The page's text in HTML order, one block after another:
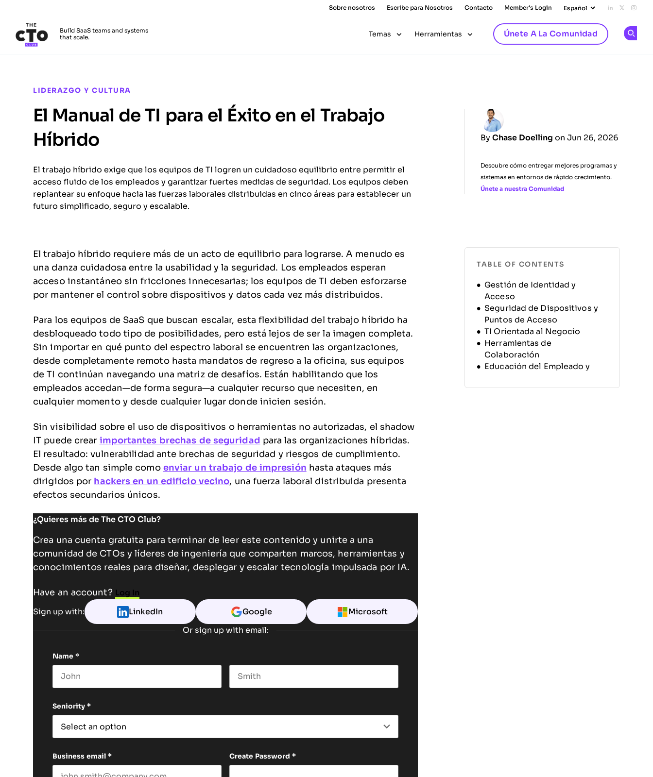
Sobre nosotros Escribe para Nosotros Contacto Member's Login Add us on
Follow
Build SaaS teams and systems
that scale.
Temas Herramientas Únete A La Comunidad
LIDERAZGO Y CULTURA
El Manual de TI para el Éxito en el Trabajo
Híbrido
By Chase Doelling on Jun 26, 2026
Descubre cómo entregar mejores programas y
sistemas en entornos de rápido crecimiento.
Únete a nuestra Comunidad
El trabajo híbrido exige que los equipos de TI logren un cuidadoso equilibrio entre permitir el
acceso fluido de los empleados y garantizar fuertes medidas de seguridad. Los equipos deben
replantear su enfoque hacia las fuerzas laborales distribuidas en cinco áreas para establecer un
futuro simplificado, seguro y escalable.
El trabajo híbrido requiere más de un acto de equilibrio para lograrse. A menudo es
una danza cuidadosa entre la usabilidad y la seguridad. Los empleados esperan
acceso instantáneo sin fricciones innecesarias; los equipos de TI deben esforzarse
por mantener el control sobre dispositivos y datos cada vez más distribuidos.
Para los equipos de SaaS que buscan escalar, esta flexibilidad del trabajo híbrido ha
desbloqueado todo tipo de posibilidades, pero está lejos de ser la imagen completa.
Sin importar en qué punto del espectro laboral se encuentren las organizaciones,
desde completamente remoto hasta mandatos de regreso a la oficina, sus equipos
de TI continúan navegando una matriz de desafíos. Están habilitando que los
empleados accedan—de forma segura—a cualquier recurso que necesiten, en
cualquier momento y desde cualquier lugar donde inicien sesión.
Sin visibilidad sobre el uso de dispositivos o herramientas no autorizadas, el shadow
IT puede crear importantes brechas de seguridad para las organizaciones híbridas.
El resultado: vulnerabilidad ante brechas de seguridad y riesgos de cumplimiento.
Desde algo tan simple como enviar un trabajo de impresión hasta ataques más
dirigidos por hackers en un edificio vecino, una fuerza laboral distribuida presenta
efectos secundarios únicos.
¿Quieres más de The CTO Club?
Crea una cuenta gratuita para terminar de leer este contenido y unirte a una
comunidad de CTOs y líderes de ingeniería que comparten marcos, herramientas y
conocimientos reales para diseñar, desplegar y escalar tecnología impulsada por IA.
Have an account? Log In
Sign up with: LinkedIn Google Microsoft
Or sign up with email:
Name *
Seniority *
Business email * Create Password *
TABLE OF CONTENTS
Gestión de Identidad y
Acceso
Seguridad de Dispositivos y
Puntos de Acceso
TI Orientada al Negocio
Herramientas de
Colaboración
Educación del Empleado y
Pivotar, Adaptarse, Prosperar